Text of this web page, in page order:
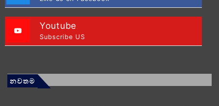
Youtube
Subscribe US
නවතම